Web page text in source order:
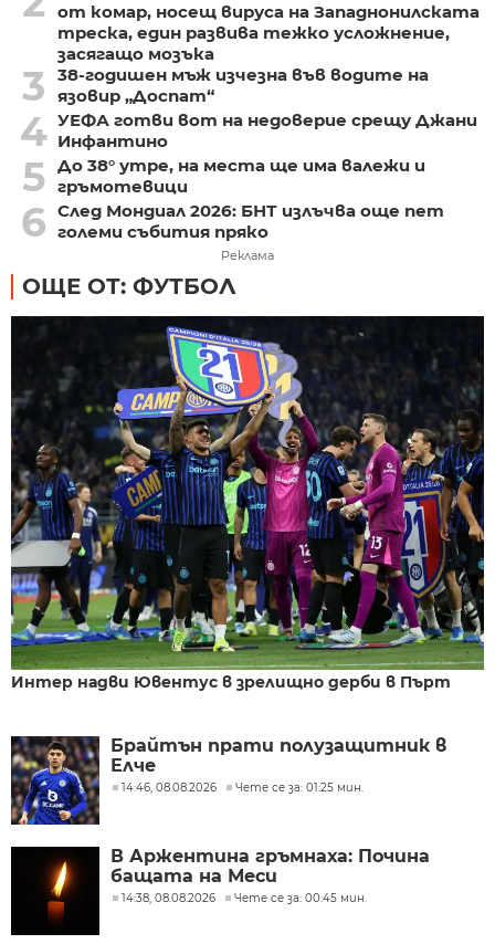
от комар, носещ вируса на Западнонилската
треска, един развива тежко усложнение,
засягащо мозъка
3
38-годишен мъж изчезна във водите на
язовир „Доспат“
4 УЕФА готви вот на недоверие срещу Джани
Инфантино
5 До 38° утре, на места ще има валежи и
гръмотевици
6 След Мондиал 2026: БНТ излъчва още пет
големи събития пряко
Реклама
ОЩЕ ОТ: ФУТБОЛ
Интер надви Ювентус в зрелищно дерби в Пърт
Брайтън прати полузащитник в
Елче
14:46, 08.08.2026 Чете се за: 01:25 мин.
В Аржентина гръмнаха: Почина
бащата на Меси
14:38, 08.08.2026 Чете се за: 00:45 мин.